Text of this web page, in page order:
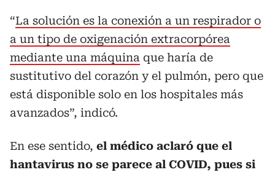
“La solución es la conexión a un respirador o
a un tipo de oxigenación extracorpórea
mediante una máquina que haría de
sustitutivo del corazón y el pulmón, pero que
está disponible solo en los hospitales más
avanzados”, indicó.
En ese sentido, el médico aclaró que el
hantavirus no se parece al COVID, pues si